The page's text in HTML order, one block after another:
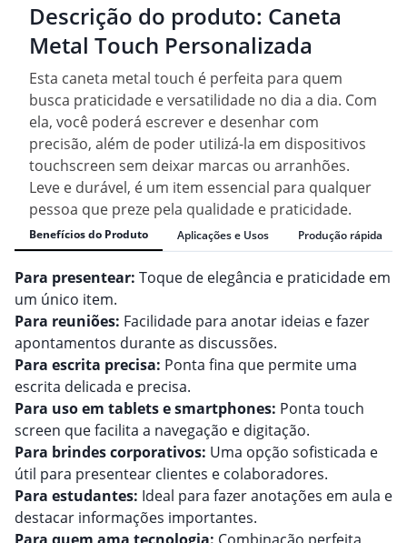
Descrição do produto: Caneta
Metal Touch Personalizada
Esta caneta metal touch é perfeita para quem
busca praticidade e versatilidade no dia a dia. Com
ela, você poderá escrever e desenhar com
precisão, além de poder utilizá-la em dispositivos
touchscreen sem deixar marcas ou arranhões.
Leve e durável, é um item essencial para qualquer
pessoa que preze pela qualidade e praticidade.
Benefícios do Produto Aplicações e Usos Produção rápida
Para presentear: Toque de elegância e praticidade em
um único item.
Para reuniões: Facilidade para anotar ideias e fazer
apontamentos durante as discussões.
Para escrita precisa: Ponta fina que permite uma
escrita delicada e precisa.
Para uso em tablets e smartphones: Ponta touch
screen que facilita a navegação e digitação.
Para brindes corporativos: Uma opção sofisticada e
útil para presentear clientes e colaboradores.
Para estudantes: Ideal para fazer anotações em aula e
destacar informações importantes.